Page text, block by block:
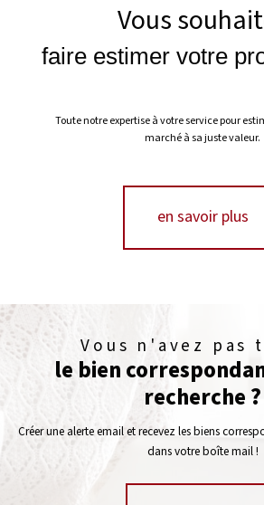
Vous
faire estimer votre
Toute notre expertise à votre service pour
marché à sa juste valeur.
en savoir plus
Vous n'avez pas
le bien
recherche ?
Créer une alerte email et recevez les biens
dans votre boîte mail !